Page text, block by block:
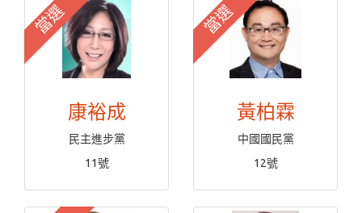
當選
康裕成
民主進步黨
11號
當選
黃柏霖
中國國民黨
12號